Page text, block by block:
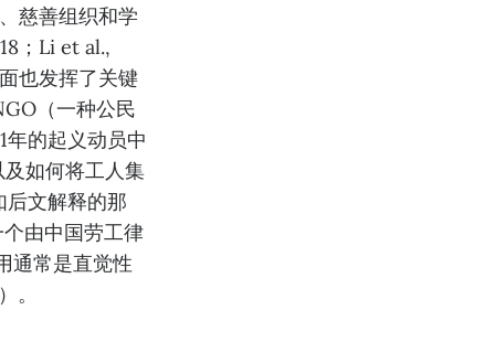
慈善组织和学
；Li et al.,
也发挥了关键
（一种公民
的起义动员中
如何将工人集
文解释的那
由中国劳工律
通常是直觉性
。